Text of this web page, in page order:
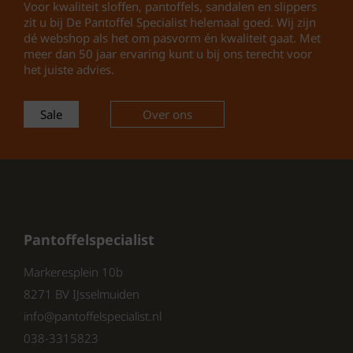
Zachtheid
Sterkte
Ademend vermogen
Temperatuurregulatie
De rubberen profielzool van de Warmbat
dames pantoffels zorgt voor uitstekende grip
en stabiliteit. Of je nu binnenshuis aan het
ontspannen bent of snel even naar buiten
gaat, je kunt erop vertrouwen dat je stevig
staat. Dit maakt de pantoffels ideaal voor
Voor kwaliteit sloffen, pantoffels, sandalen en slippers
zit u bij De Pantoffel Specialist helemaal goed. Wij zijn
dé webshop als het om pasvorm én kwaliteit gaat. Met
meer dan 50 jaar ervaring kunt u bij ons terecht voor
het juiste advies.
Sale Over ons
Pantoffelspecialist
Markeresplein 10b
8271 BV IJsselmuiden
info@pantoffelspecialist.nl
038-3315823